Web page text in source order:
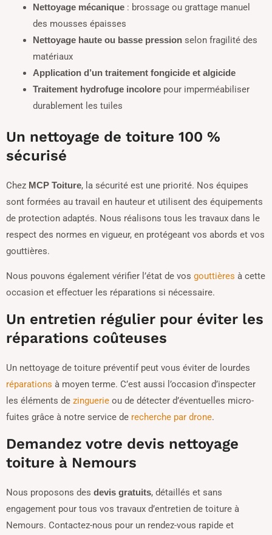
Nettoyage mécanique: brossage ou grattage manuel
des mousses épaisses
Nettoyage haute ou basse pressionselon fragilité des
matériaux
Application d’un traitement fongicide et algicide
Traitement hydrofuge incolorepour imperméabiliser
durablement les tuiles
Un nettoyage de toiture 100 %
sécurisé
Chez MCP Toiture, la sécurité est une priorité. Nos équipes
sont formées au travail en hauteur et utilisent des équipements
de protection adaptés. Nous réalisons tous les travaux dans le
respect des normes en vigueur, en protégeant vos abords et vos
gouttières.
Nous pouvons également vérifier l’état de vos gouttières à cette
occasion et effectuer les réparations si nécessaire.
Un entretien régulier pour éviter les
réparations coûteuses
Un nettoyage de toiture préventif peut vous éviter de lourdes
réparations à moyen terme. C’est aussi l’occasion d’inspecter
les éléments de zinguerie ou de détecter d’éventuelles micro-
fuites grâce à notre service de recherche par drone.
Demandez votre devis nettoyage
toiture à Nemours
Nous proposons des devis gratuits, détaillés et sans
engagement pour tous vos travaux d’entretien de toiture à
Nemours. Contactez-nous pour un rendez-vous rapide et